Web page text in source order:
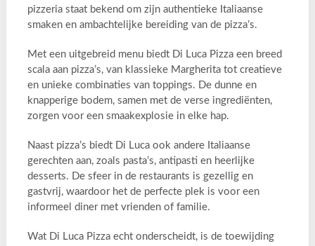
pizzeria staat bekend om zijn authentieke Italiaanse
smaken en ambachtelijke bereiding van de pizza’s.
Met een uitgebreid menu biedt Di Luca Pizza een breed
scala aan pizza’s, van klassieke Margherita tot creatieve
en unieke combinaties van toppings. De dunne en
knapperige bodem, samen met de verse ingrediënten,
zorgen voor een smaakexplosie in elke hap.
Naast pizza’s biedt Di Luca ook andere Italiaanse
gerechten aan, zoals pasta’s, antipasti en heerlijke
desserts. De sfeer in de restaurants is gezellig en
gastvrij, waardoor het de perfecte plek is voor een
informeel diner met vrienden of familie.
Wat Di Luca Pizza echt onderscheidt, is de toewijding